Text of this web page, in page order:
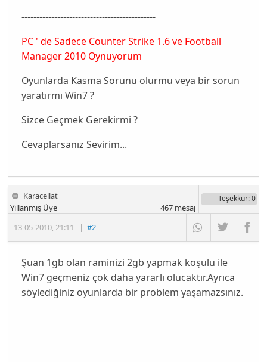
---------------------------------------------
PC ' de Sadece Counter Strike 1.6 ve Football
Manager 2010 Oynuyorum
Oyunlarda Kasma Sorunu olurmu veya bir sorun
yaratırmı Win7 ?
Sizce Geçmek Gerekirmi ?
Cevaplarsanız Sevirim...
Karacellat
13-05-2010,21:11 |#2
Yıllanmış Üye
Teşekkür: 0
467mesaj
Şuan 1gb olan raminizi 2gb yapmak koşulu ile
Win7 geçmeniz çok daha yararlı olucaktır.Ayrıca
söylediğiniz oyunlarda bir problem yaşamazsınız.